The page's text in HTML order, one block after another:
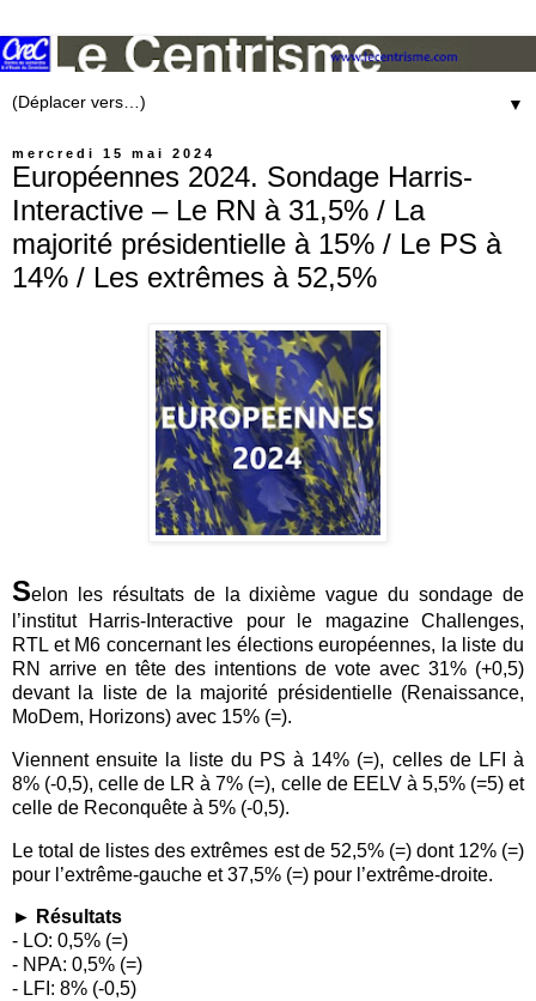
▼
mercredi 15 mai 2024
Européennes 2024. Sondage Harris-
Interactive – Le RN à 31,5% / La
majorité présidentielle à 15% / Le PS à
14% / Les extrêmes à 52,5%
Selon les résultats de la dixième vague du sondage de
l’institut Harris-Interactive pour le magazine Challenges,
RTL et M6 concernant les élections européennes, la liste du
RN arrive en tête des intentions de vote avec 31% (+0,5)
devant la liste de la majorité présidentielle (Renaissance,
MoDem, Horizons) avec 15% (=).
Viennent ensuite la liste du PS à 14% (=), celles de LFI à
8% (-0,5), celle de LR à 7% (=), celle de EELV à 5,5% (=5) et
celle de Reconquête à 5% (-0,5).
Le total de listes des extrêmes est de 52,5% (=) dont 12% (=)
pour l’extrême-gauche et 37,5% (=) pour l’extrême-droite.
► Résultats
- LO: 0,5% (=)
- NPA: 0,5% (=)
- LFI: 8% (-0,5)